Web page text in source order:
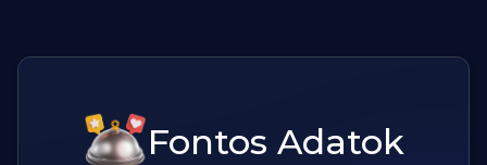
Fontos Adatok